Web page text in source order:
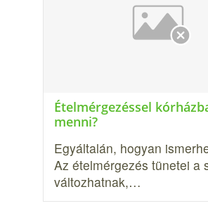
Ételmérgezéssel
menni?
Egyáltalán, hogyan
Az ételmérgezés tünetei a
változhatnak,…